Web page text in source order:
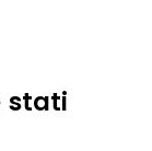
stati